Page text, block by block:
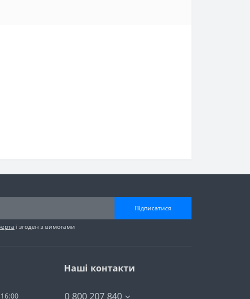
Підписатися
і згоден з вимогами
Наші контакти
0 800 207 840